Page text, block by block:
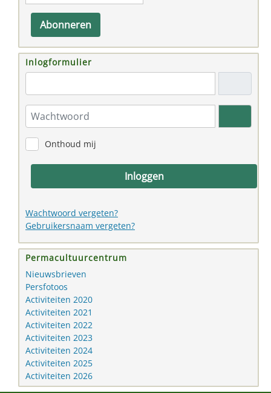
Abonneren
Inlogformulier
"Email adres"
Wachtwoord
Toon
Onthoud mij
Inloggen
Wachtwoord vergeten?
Gebruikersnaam vergeten?
Permacultuurcentrum
Nieuwsbrieven
Persfotoos
Activiteiten 2020
Activiteiten 2021
Activiteiten 2022
Activiteiten 2023
Activiteiten 2024
Activiteiten 2025
Activiteiten 2026